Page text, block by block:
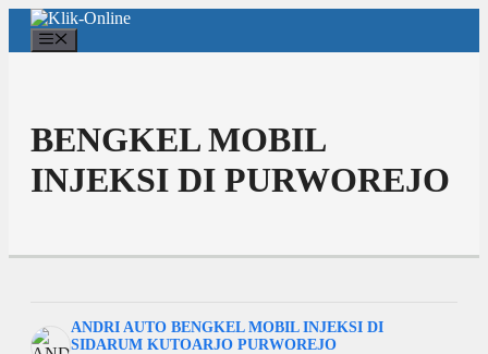
Langsung
isi
BENGKEL MOBIL
INJEKSI DI PURWOREJO
ANDRI AUTO BENGKEL MOBIL INJEKSI DI
SIDARUM KUTOARJO PURWOREJO